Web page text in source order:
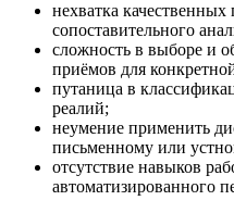
нехватка качественных
сопоставительного
сложность в выборе и
приёмов для
путаница в
реалий;
неумение применить
письменному или
отсутствие навыков
автоматизированного